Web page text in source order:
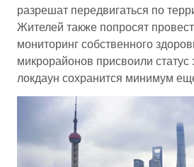
разрешат передвигаться по
Жителей также попросят
мониторинг собственного
микрорайонов присвоили
локдаун сохранится минимум